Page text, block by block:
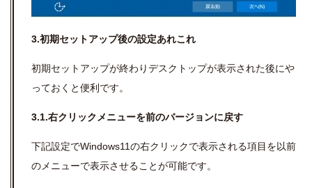
3.初期セットアップ後の設定あれこれ
初期セットアップが終わりデスクトップが表示された後にや
っておくと便利です。
3.1.右クリックメニューを前のバージョンに戻す
下記設定でWindows11の右クリックで表示される項目を以前
のメニューで表示させることが可能です。